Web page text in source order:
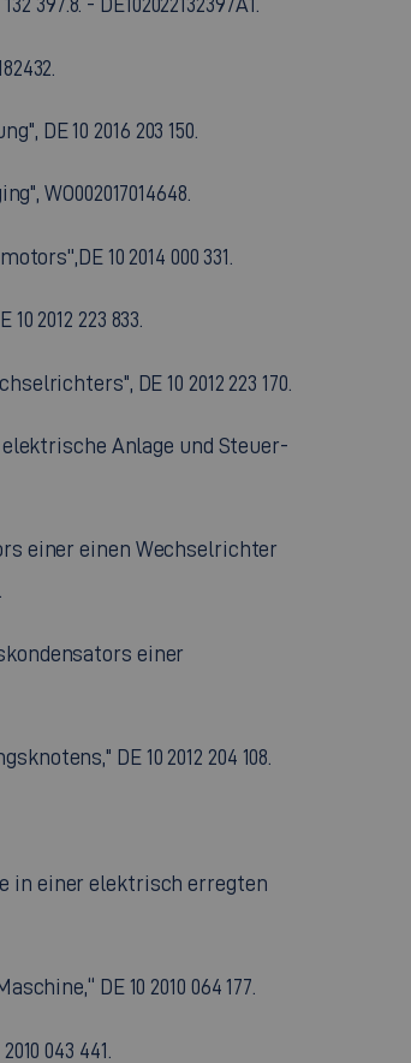
DE 10 2016 203 150.
WO002017014648.
10 2014 000 331.
2012 223 833.
DE 10 2012 223 170.
Anlage und Steuer-
einer einen Wechselrichter
einer
DE 10 2012 204 108.
in einer elektrisch erregten
DE 10 2010 064 177.
043 441.